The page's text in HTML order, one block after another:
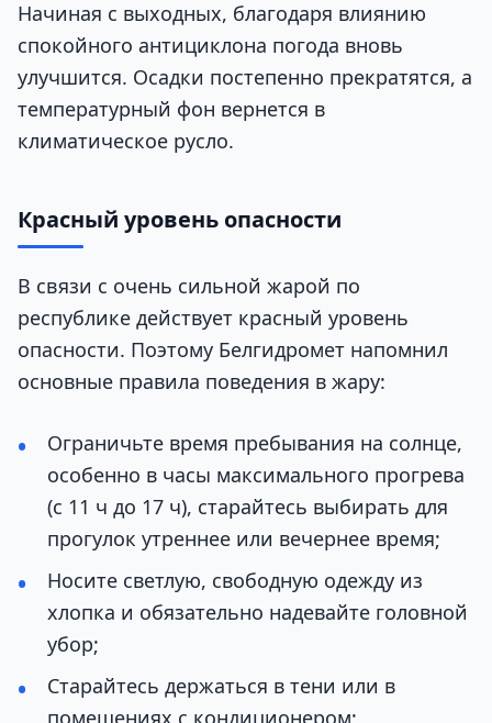
Начиная с выходных, благодаря влиянию
спокойного антициклона погода вновь
улучшится. Осадки постепенно прекратятся, а
температурный фон вернется в
климатическое русло.
Красный уровень опасности
В связи с очень сильной жарой по
республике действует красный уровень
опасности. Поэтому Белгидромет напомнил
основные правила поведения в жару:
Ограничьте время пребывания на солнце,
особенно в часы максимального прогрева
(с 11 ч до 17 ч), старайтесь выбирать для
прогулок утреннее или вечернее время;
Носите светлую, свободную одежду из
хлопка и обязательно надевайте головной
убор;
Старайтесь держаться в тени или в